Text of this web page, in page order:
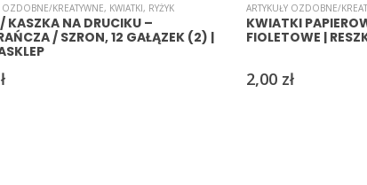
OZDOBNE/KREATYWNE, KWIATKI, RYŻYK
KASZKA NA DRUCIKU –
/ SZRON, 12 GAŁĄZEK (2) |
ARTYKUŁY OZDOBNE/
KWIATKI
FIOLETOWE |
2,00 zł